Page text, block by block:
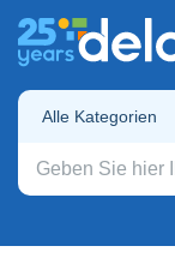
Alle Kategorien